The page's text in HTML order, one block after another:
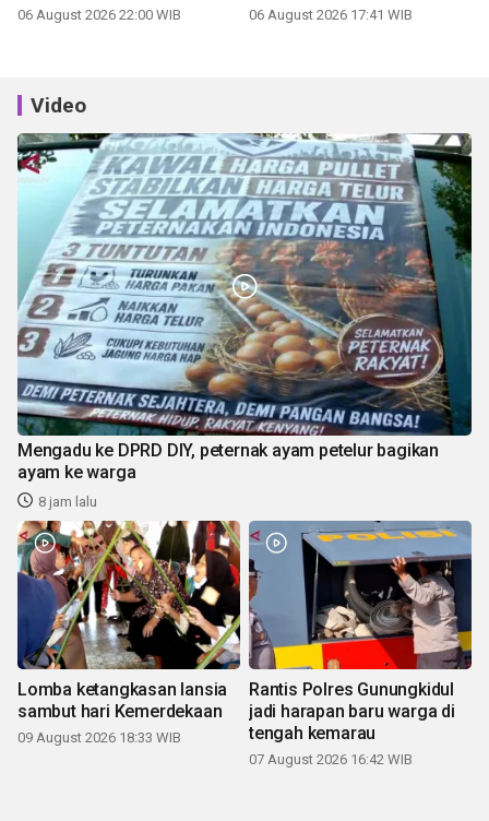
06 August 2026 22:00 WIB 06 August 2026 17:41 WIB
Video
Mengadu ke DPRD DIY, peternak ayam petelur bagikan
ayam ke warga
8 jam lalu
Lomba ketangkasan lansia
sambut hari Kemerdekaan
09 August 2026 18:33 WIB
Rantis Polres Gunungkidul
jadi harapan baru warga di
tengah kemarau
07 August 2026 16:42 WIB